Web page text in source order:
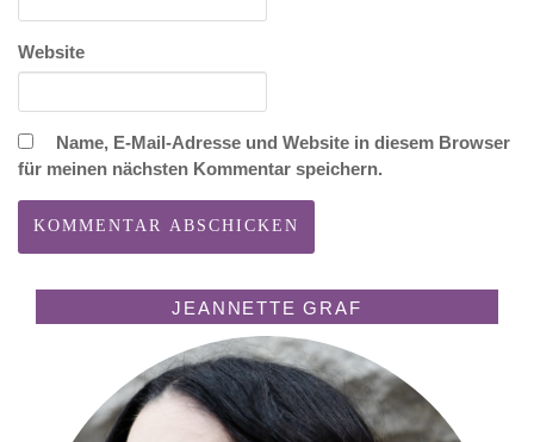
Website
Name, E-Mail-Adresse und Website in diesem Browser
für meinen nächsten Kommentar speichern.
JEANNETTE GRAF